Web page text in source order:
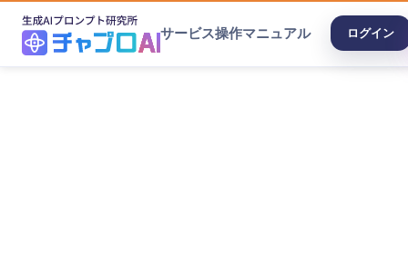
サービス操作マニュアル ログイン